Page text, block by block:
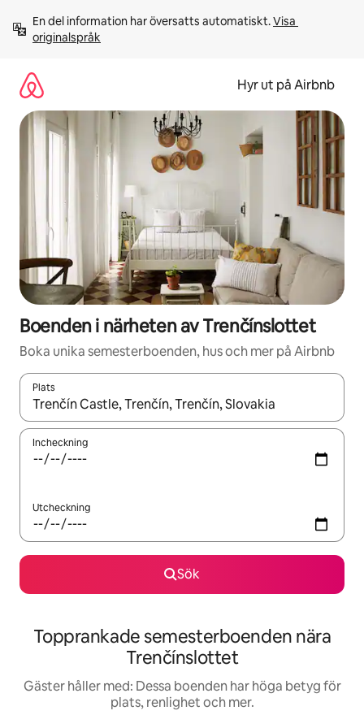
innehåll
En del information har översatts automatiskt. Visa
originalspråk
Hyr ut på Airbnb
Boenden i närheten av Trenčínslottet
Boka unika semesterboenden, hus och mer på Airbnb
Plats
När resultaten är tillgängliga kan du navigera med upp- och
Incheckning
Utcheckning
Sök
Topprankade semesterboenden nära
Trenčínslottet
Gäster håller med: Dessa boenden har höga betyg för
plats, renlighet och mer.